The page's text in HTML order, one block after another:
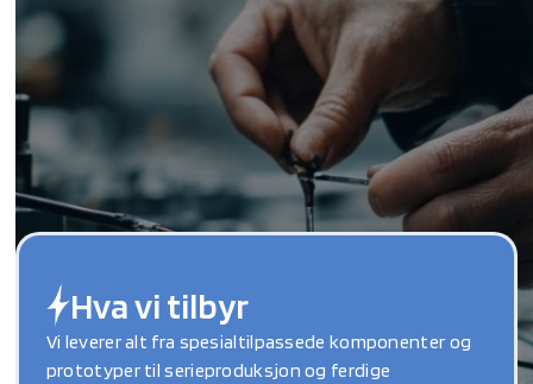
Hva vi tilbyr
Vi leverer alt fra spesialtilpassede komponenter og
prototyper til serieproduksjon og ferdige